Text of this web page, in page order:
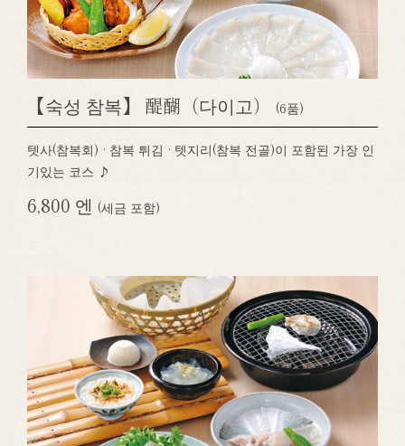
【숙성 참복】 醍醐（다이고） (6품)
텟사(참복회) · 참복 튀김 · 텟지리(참복 전골)이 포함된 가장 인
기있는 코스 ♪
6,800 엔 (세금 포함)